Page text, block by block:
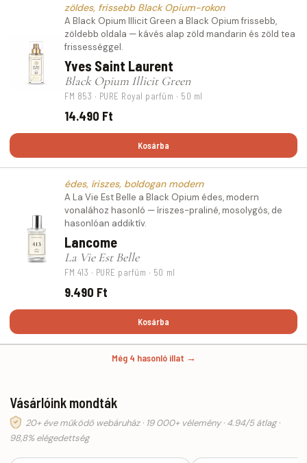
zöldes, frissebb Black Opium-rokon
A Black Opium Illicit Green a Black Opium frissebb,
zöldebb oldala — kávés alap zöld mandarin és zöld tea
frissességgel.
Yves Saint Laurent
Black Opium Illicit Green
FM 853 · PURE Royal parfüm · 50 ml
14.490 Ft
Kosárba
édes, íriszes, boldogan modern
A La Vie Est Belle a Black Opium édes, modern
vonalához hasonló — íriszes-praliné, mosolygós, de
hasonlóan addiktív.
Lancome
La Vie Est Belle
FM 413 · PURE parfüm · 50 ml
9.490 Ft
Kosárba
Még 4 hasonló illat →
Vásárlóink mondták
20+ éve működő webáruház · 19 000+ vélemény · 4.94/5 átlag ·
98,8% elégedettség